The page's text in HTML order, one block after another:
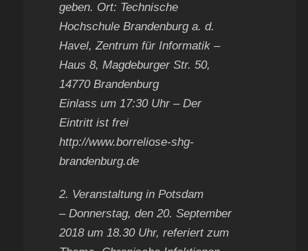
geben. Ort: Technische
Hochschule Brandenburg a. d.
Havel, Zentrum für Informatik –
Haus 8, Magdeburger Str. 50,
14770 Brandenburg
Einlass um 17:30 Uhr – Der
Eintritt ist frei
http://www.borreliose-shg-
brandenburg.de
2. Veranstaltung in Potsdam
– Donnerstag, den 20. September
2018 um 18.30 Uhr, referiert zum